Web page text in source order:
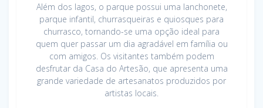
Além dos lagos, o parque possui uma lanchonete,
parque infantil, churrasqueiras e quiosques para
churrasco, tornando-se uma opção ideal para
quem quer passar um dia agradável em família ou
com amigos. Os visitantes também podem
desfrutar da Casa do Artesão, que apresenta uma
grande variedade de artesanatos produzidos por
artistas locais.